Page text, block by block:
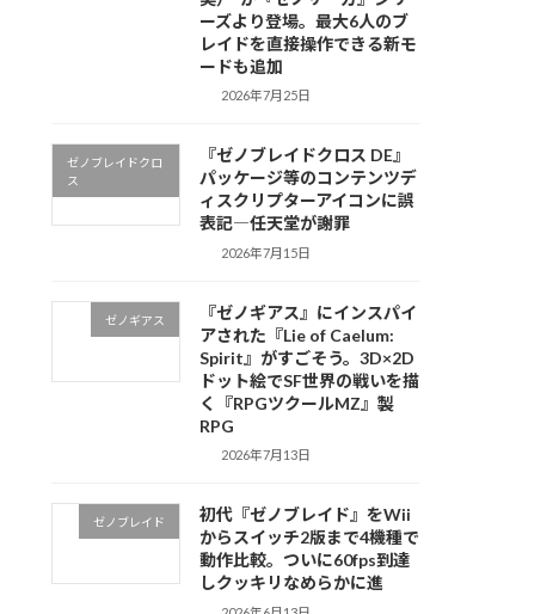
ーズより登場。最大6人のブ
レイドを直接操作できる新モ
ードも追加
2026年7月25日
ゼノブレイドクロ
ス
『ゼノブレイドクロス DE』
パッケージ等のコンテンツデ
ィスクリプターアイコンに誤
表記―任天堂が謝罪
2026年7月15日
ゼノギアス
『ゼノギアス』にインスパイ
アされた『Lie of Caelum:
Spirit』がすごそう。3D×2D
ドット絵でSF世界の戦いを描
く『RPGツクールMZ』製
RPG
2026年7月13日
ゼノブレイド
初代『ゼノブレイド』をWii
からスイッチ2版まで4機種で
動作比較。ついに60fps到達
しクッキリなめらかに進